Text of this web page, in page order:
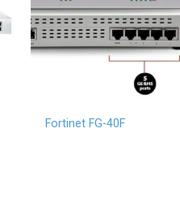
Fortinet FG-40F